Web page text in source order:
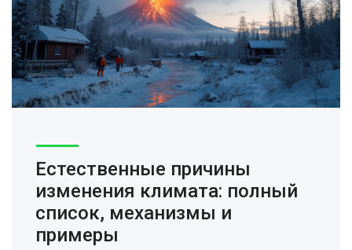
Естественные причины
изменения климата: полный
список, механизмы и
примеры